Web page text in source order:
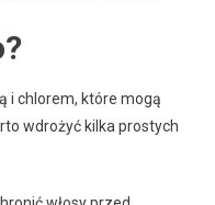
i chlorem, które mogą
wdrożyć kilka prostych